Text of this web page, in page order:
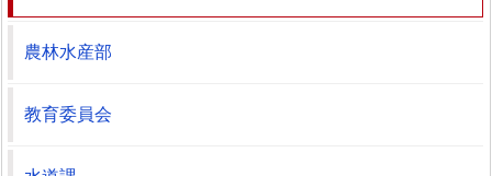
農林水産部
教育委員会